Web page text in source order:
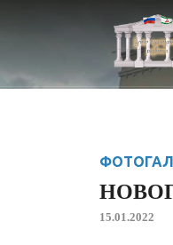
15.01.2022